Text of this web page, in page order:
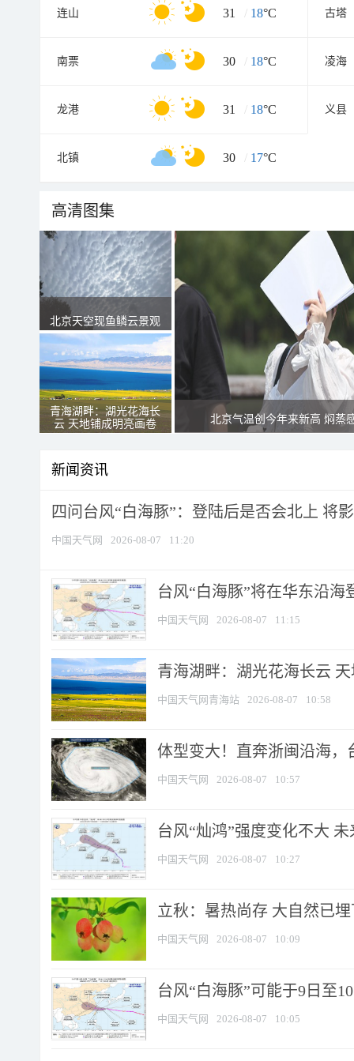
连山 31 / 18°C 古塔
南票 30 / 18°C 凌海
龙港 31 / 18°C 义县
北镇 30 / 17°C
高清图集
北京天空现鱼鳞云景观
青海湖畔：湖光花海长
云 天地铺成明亮画卷
北京气温创今年来新高 焖蒸
新闻资讯
四问台风“白海豚”：登陆后是否会北上 将
中国天气网 2026-08-07 11:20
台风“白海豚”将在华东沿
中国天气网 2026-08-07 11:15
青海湖畔：湖光花海长云
中国天气网青海站 2026-08-07 10:58
体型变大！直奔浙闽沿海，
中国天气网 2026-08-07 10:57
台风“灿鸿”强度变化不大
中国天气网 2026-08-07 10:27
立秋：暑热尚存 大自然已
中国天气网 2026-08-07 10:09
台风“白海豚”可能于9日至
中国天气网 2026-08-07 10:05